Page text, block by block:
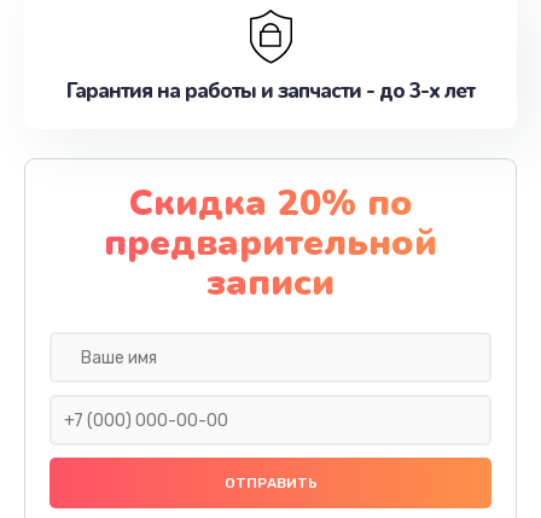
Гарантия на работы и запчасти - до 3-х лет
Скидка 20% по
предварительной
записи